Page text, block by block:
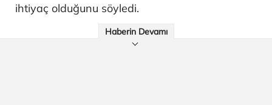
ihtiyaç olduğunu söyledi.
Haberin Devamı